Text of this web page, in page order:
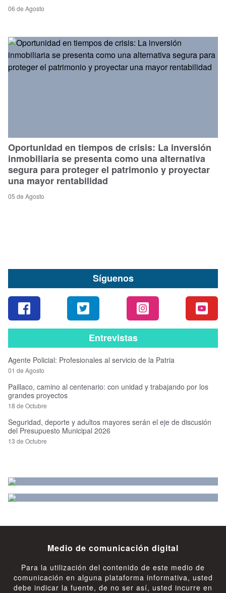
06 de Agosto
Oportunidad en tiempos de crisis: La inversión
inmobiliaria se presenta como una alternativa
segura para proteger el patrimonio y proyectar
una mayor rentabilidad
05 de Agosto
Síguenos
Entrevistas
Agente Policial: Profesionales al servicio de la Patria
01 de Agosto
Paillaco, camino al centenario: con unidad y trabajando por los
grandes proyectos
18 de Octubre
Seguridad, deporte y adultos mayores serán el eje de discusión
del Presupuesto Municipal 2026
13 de Octubre
Medio de comunicación digital
Para la utilización del contenido de este medio de
comunicación en alguna plataforma informativa, usted
debe indicar la fuente, de no ser así, usted incurre en